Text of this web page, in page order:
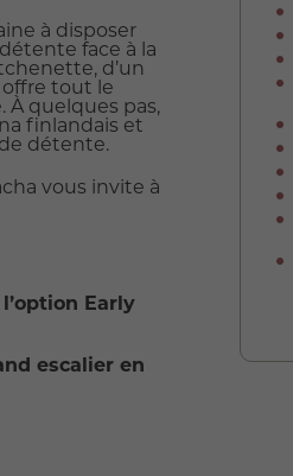
à disposer
face à la
d’un
offre tout le
À quelques pas,
finlandais et
détente.
vous invite à
Early
escalier en